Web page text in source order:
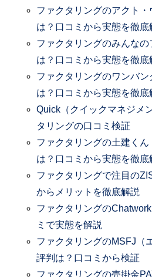
ファクタリングのアクト・
は？口コミから実態を徹底
ファクタリングのみんなの
は？口コミから実態を徹底
ファクタリングのワンバン
は？口コミから実態を徹底
Quick（クイックマネジメ
タリングの口コミ検証
ファクタリングの土建くん
は？口コミから実態を徹底
ファクタリングで注目の
からメリットを徹底解説
ファクタリングの
ミで実態を解説
ファクタリングのMSFJ（
評判は？口コミから検証
ファクタリングの売掛金